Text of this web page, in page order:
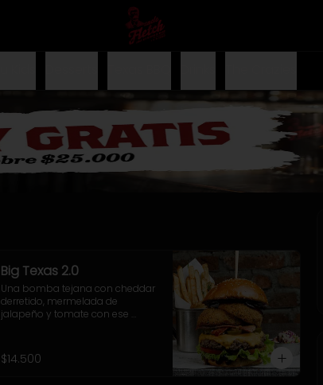
Big Texas 2.0
Una bomba tejana con cheddar
derretido, mermelada de
jalapeño y tomate con ese
salsa cheddar, lechuga crocante
y nuestra poderosa sriracha
$14.500